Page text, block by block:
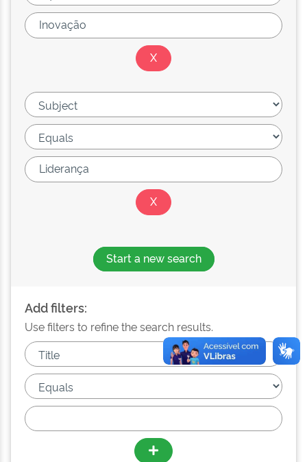
Start a new search
Add filters:
Use filters to refine the search results.